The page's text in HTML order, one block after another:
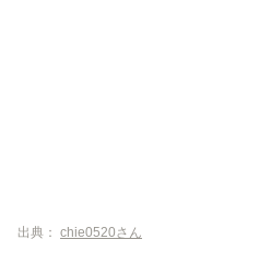
出典： chie0520さん